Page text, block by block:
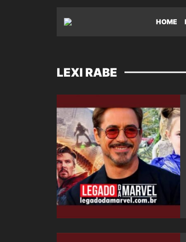
HOME
LEXI RABE